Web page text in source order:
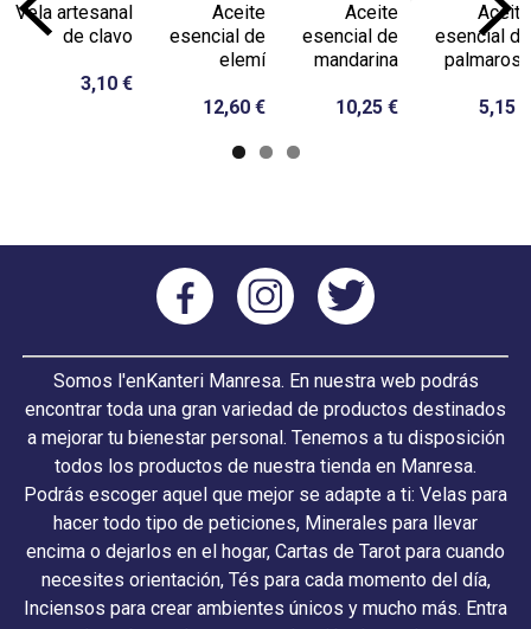
Vela artesanal
de clavo
3,10 €
Aceite
esencial de
elemí
12,60 €
Aceite
esencial de
mandarina
10,25 €
Aceite
esencial de
palmarosa
5,15 €
Somos l'enKanteri Manresa. En nuestra web podrás
encontrar toda una gran variedad de productos destinados
a mejorar tu bienestar personal. Tenemos a tu disposición
todos los productos de nuestra tienda en Manresa.
Podrás escoger aquel que mejor se adapte a ti: Velas para
hacer todo tipo de peticiones, Minerales para llevar
encima o dejarlos en el hogar, Cartas de Tarot para cuando
necesites orientación, Tés para cada momento del día,
Inciensos para crear ambientes únicos y mucho más. Entra